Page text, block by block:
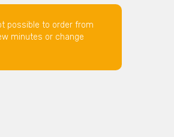
possible to order from
minutes or change